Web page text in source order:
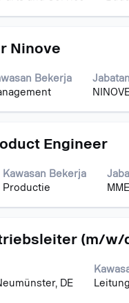
15
Gunakan
kekunci
untuk
Senarai
Pilih
kerja.
Ninove
Bekerja
Jabatan
Engineer
Kawasan Bekerja
Productie
(m/w/
DE
Leitung